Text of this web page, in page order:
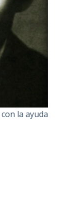
la ayuda